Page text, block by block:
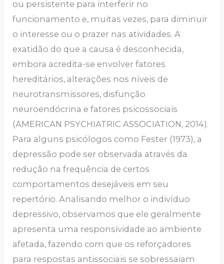
ou persistente para interferir no
funcionamento e, muitas vezes, para diminuir
o interesse ou o prazer nas atividades. A
exatidão do que a causa é desconhecida,
embora acredita-se envolver fatores
hereditários, alterações nos níveis de
neurotransmissores, disfunção
neuroendócrina e fatores psicossociais
(AMERICAN PSYCHIATRIC ASSOCIATION, 2014).
Para alguns psicólogos como Fester (1973), a
depressão pode ser observada através da
redução na frequência de certos
comportamentos desejáveis em seu
repertório. Analisando melhor o indivíduo
depressivo, observamos que ele geralmente
apresenta uma responsividade ao ambiente
afetada, fazendo com que os reforçadores
para respostas antissociais se sobressaiam